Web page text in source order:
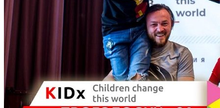
Як підготувати дитину до
навчального року? Поради
лікаря батькам
Поради багатодітної мами:
особистісний розвиток в